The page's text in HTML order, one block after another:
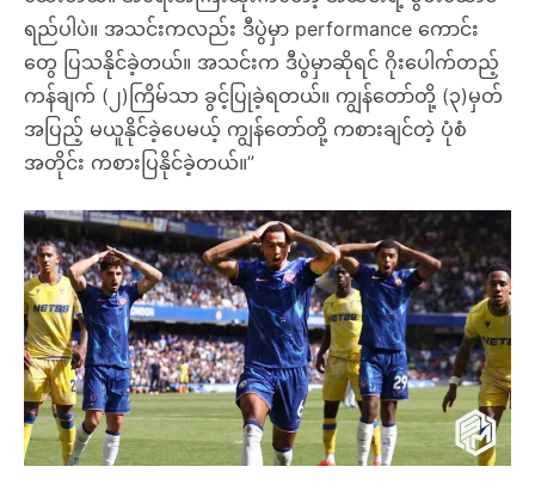
ရည်ပါပဲ။ အသင်းကလည်း ဒီပွဲမှာ performance ကောင်း
တွေ ပြသနိုင်ခဲ့တယ်။ အသင်းက ဒီပွဲမှာဆိုရင် ဂိုးပေါက်တည့်
ကန်ချက် (၂)ကြိမ်သာ ခွင့်ပြုခဲ့ရတယ်။ ကျွန်တော်တို့ (၃)မှတ်
အပြည့် မယူနိုင်ခဲ့ပေမယ့် ကျွန်တော်တို့ ကစားချင်တဲ့ ပုံစံ
အတိုင်း ကစားပြနိုင်ခဲ့တယ်။”